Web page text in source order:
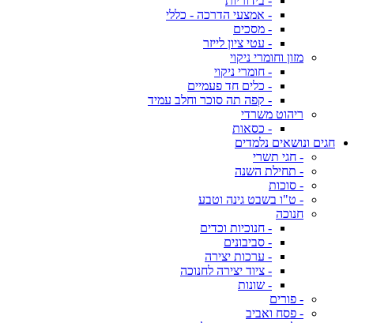
- אמצעי הדרכה - כללי
- מסכים
- עטי ציון לייזר
מזון וחומרי ניקוי
- חומרי ניקוי
- כלים חד פעמיים
- קפה תה סוכר וחלב עמיד
ריהוט משרדי
- כסאות
חגים ונושאים נלמדים
- חגי תשרי
- תחילת השנה
- סוכות
- ט"ו בשבט גינה וטבע
חנוכה
- חנוכיות וכדים
- סביבונים
- ערכות יצירה
- ציוד יצירה לחנוכה
- שונות
- פורים
- פסח ואביב